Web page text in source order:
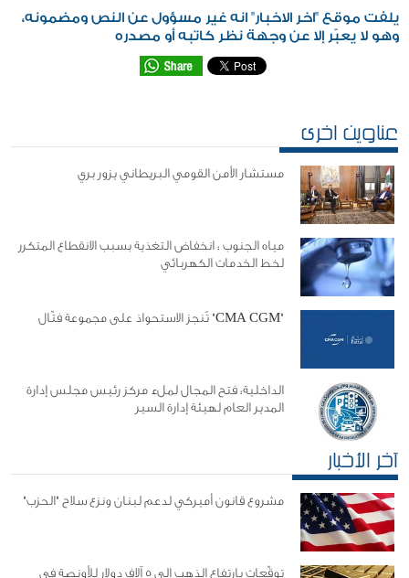
يلفت موقع "اخر الاخبار" انه غير مسؤول عن النص ومضمونه،
وهو لا يعبّر إلا عن وجهة نظر كاتبه أو مصدره
عناوين اخرى
مستشار الأمن القومي البريطاني يزور بري
مياه الجنوب : انخفاض التغذية بسبب الانقطاع المتكرر
لخط الخدمات الكهربائي
"CMA CGM" تُنجز الاستحواذ على مجموعة فتّال
الداخلية: فتح المجال لملء مركز رئيس مجلس إدارة
المدير العام لهيئة إدارة السير
آخر الأخبار
مشروع قانون أميركي لدعم لبنان ونزع سلاح "الحزب"
توقّعات بارتفاع الذهب إلى 5 آلاف دولار للأونصة في